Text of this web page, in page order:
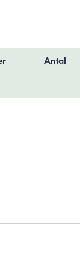
Antal